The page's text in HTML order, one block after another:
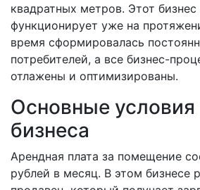
квадратных метров. Этот
функционирует уже на
время сформировалась
потребителей, а все бизнес-
отлажены и оптимизированы.
Основные
бизнеса
Арендная плата за помещение
рублей в месяц. В этом бизнесе